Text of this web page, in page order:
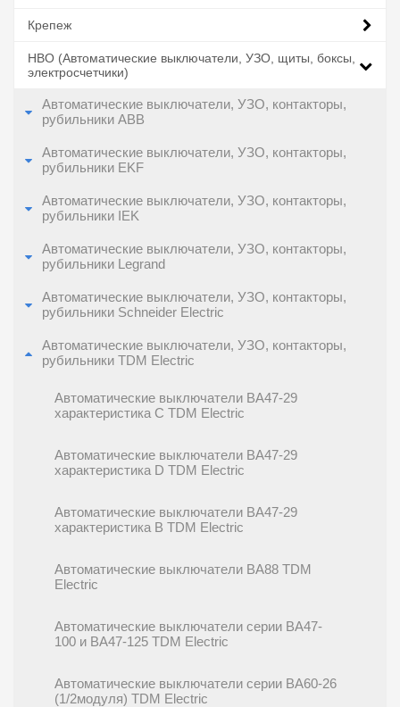
Крепеж
НВО (Автоматические выключатели, УЗО, щиты, боксы,
электросчетчики)
Автоматические выключатели, УЗО, контакторы,
рубильники ABB
Автоматические выключатели, УЗО, контакторы,
рубильники EKF
Автоматические выключатели, УЗО, контакторы,
рубильники IEK
Автоматические выключатели, УЗО, контакторы,
рубильники Legrand
Автоматические выключатели, УЗО, контакторы,
рубильники Schneider Electric
Автоматические выключатели, УЗО, контакторы,
рубильники TDM Electric
Автоматические выключатели ВА47-29
характеристика C TDM Electric
Автоматические выключатели ВА47-29
характеристика D TDM Electric
Автоматические выключатели ВА47-29
характеристика В TDM Electric
Автоматические выключатели ВА88 TDM
Electric
Автоматические выключатели серии ВА47-
100 и ВА47-125 TDM Electric
Автоматические выключатели серии ВА60-26
(1/2модуля) TDM Electric